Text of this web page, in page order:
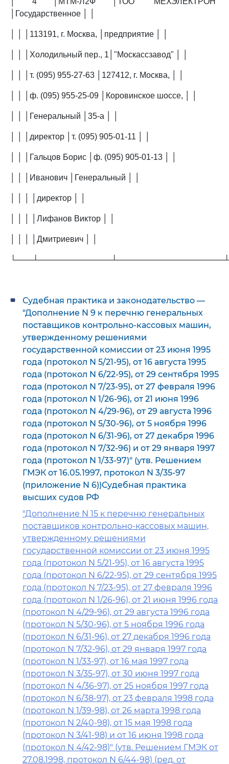
│Государственное │ │
│ │ │113191, г. Москва, │предприятие │ │
│ │ │Холодильный пер., 1│"Москассзавод" │ │
│ │ │т. (095) 955-27-63 │127412, г. Москва, │ │
│ │ │ф. (095) 955-25-09 │Коровинское шоссе, │ │
│ │ │Генеральный │35-а │ │
│ │ │директор │т. (095) 905-01-11 │ │
│ │ │Гальцов Борис │ф. (095) 905-01-13 │ │
│ │ │Иванович │Генеральный │ │
│ │ │ │директор │ │
│ │ │ │Лифанов Виктор │ │
│ │ │ │Дмитриевич │ │
Судебная практика и законодательство —
"Дополнение N 9 к перечню генеральных
поставщиков контрольно-кассовых машин,
утвержденному решениями
государственной комиссии от 23 июня 1995
года (протокол N 5/21-95), от 16 августа 1995
года (протокол N 6/22-95), от 29 сентября 1995
года (протокол N 7/23-95), от 27 февраля 1996
года (протокол N 1/26-96), от 21 июня 1996
года (протокол N 4/29-96), от 29 августа 1996
года (протокол N 5/30-96), от 5 ноября 1996
года (протокол N 6/31-96), от 27 декабря 1996
года (протокол N 7/32-96) и от 29 января 1997
года (протокол N 1/33-97)" (утв. Решением
ГМЭК от 16.05.1997, протокол N 3/35-97
(приложение N 6))Судебная практика
высших судов РФ
"Дополнение N 15 к перечню генеральных
поставщиков контрольно-кассовых машин,
утвержденному решениями
государственной комиссии от 23 июня 1995
года (протокол N 5/21-95), от 16 августа 1995
года (протокол N 6/22-95), от 29 сентября 1995
года (протокол N 7/23-95), от 27 февраля 1996
года (протокол N 1/26-96), от 21 июня 1996 года
(протокол N 4/29-96), от 29 августа 1996 года
(протокол N 5/30-96), от 5 ноября 1996 года
(протокол N 6/31-96), от 27 декабря 1996 года
(протокол N 7/32-96), от 29 января 1997 года
(протокол N 1/33-97), от 16 мая 1997 года
(протокол N 3/35-97), от 30 июня 1997 года
(протокол N 4/36-97), от 25 ноября 1997 года
(протокол N 6/38-97), от 23 февраля 1998 года
(протокол N 1/39-98), от 26 марта 1998 года
(протокол N 2/40-98), от 15 мая 1998 года
(протокол N 3/41-98) и от 16 июня 1998 года
(протокол N 4/42-98)" (утв. Решением ГМЭК от
27.08.1998, протокол N 6/44-98) (ред. от